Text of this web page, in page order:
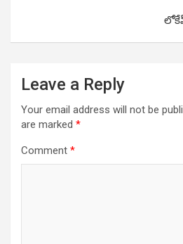
Leave a Reply
Your email address will not be
are marked *
Comment *